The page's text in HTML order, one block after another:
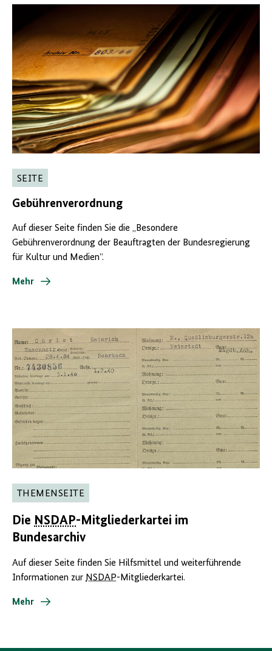
SEITE
Gebührenverordnung
Auf dieser Seite finden Sie die „Besondere
Gebührenverordnung der Beauftragten der Bundesregierung
für Kultur und Medien“.
Mehr
THEMENSEITE
Die NSDAP-Mitgliederkartei im
Bundesarchiv
Auf dieser Seite finden Sie Hilfsmittel und weiterführende
Informationen zur NSDAP-Mitgliederkartei.
Mehr